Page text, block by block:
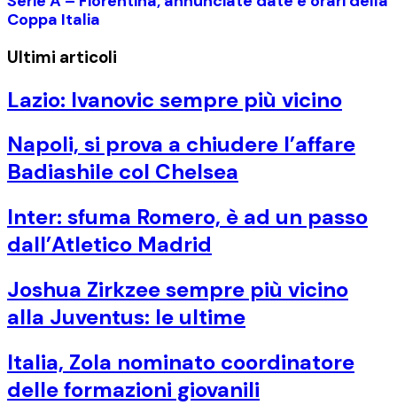
Coppa Italia
Ultimi articoli
Lazio: Ivanovic sempre più vicino
Napoli, si prova a chiudere l’affare
Badiashile col Chelsea
Inter: sfuma Romero, è ad un passo
dall’Atletico Madrid
Joshua Zirkzee sempre più vicino
alla Juventus: le ultime
Italia, Zola nominato coordinatore
delle formazioni giovanili